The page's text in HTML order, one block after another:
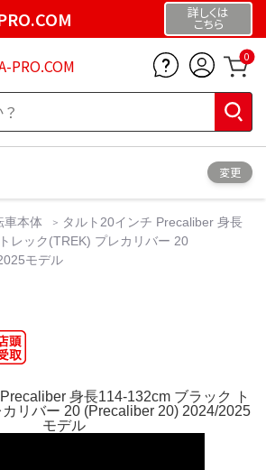
詳しくは
こちら
PRO.COM 0
変更
車本体
タルト20インチ Precaliber 身長
レック(TREK) プレカリバー 20
モデル